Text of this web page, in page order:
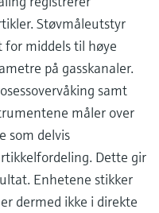
Støvmåleutstyr
middels til høye
på gasskanaler.
samt
måler over
som delvis
Dette gir
Enhetene stikker
dermed ikke i direkte